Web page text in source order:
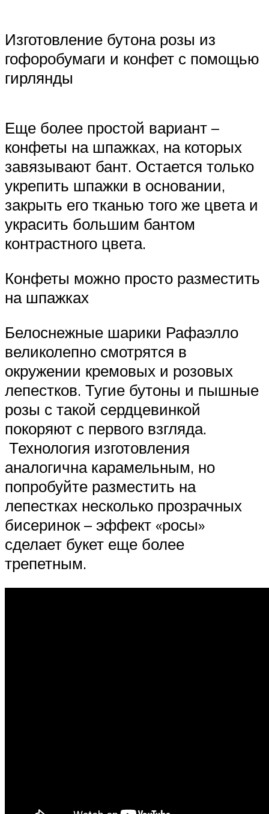
Изготовление бутона розы из
гофоробумаги и конфет с помощью
гирлянды
Еще более простой вариант –
конфеты на шпажках, на которых
завязывают бант. Остается только
укрепить шпажки в основании,
закрыть его тканью того же цвета и
украсить большим бантом
контрастного цвета.
Конфеты можно просто разместить
на шпажках
Белоснежные шарики Рафаэлло
великолепно смотрятся в
окружении кремовых и розовых
лепестков. Тугие бутоны и пышные
розы с такой сердцевинкой
покоряют с первого взгляда.
Технология изготовления
аналогична карамельным, но
попробуйте разместить на
лепестках несколько прозрачных
бисеринок – эффект «росы»
сделает букет еще более
трепетным.